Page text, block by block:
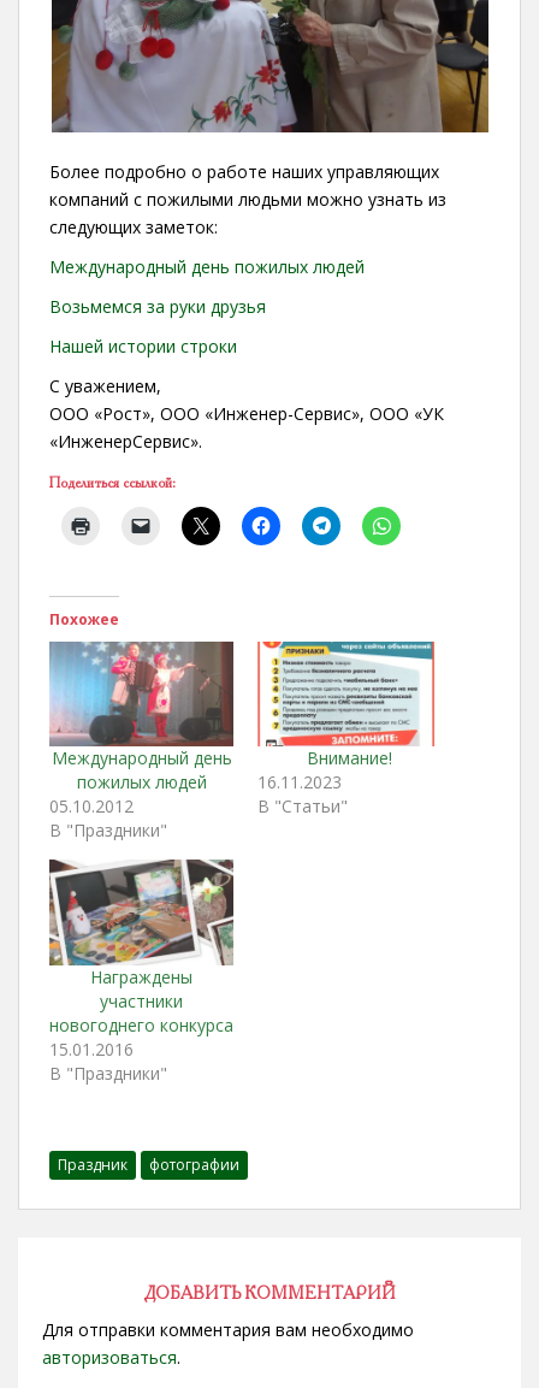
Более подробно о работе наших управляющих
компаний с пожилыми людьми можно узнать из
следующих заметок:
Международный день пожилых людей
Возьмемся за руки друзья
Нашей истории строки
С уважением,
ООО «Рост», ООО «Инженер-Сервис», ООО «УК
«ИнженерСервис».
Поделиться ссылкой:
Похожее
Международный день
пожилых людей
05.10.2012
В "Праздники"
Внимание!
16.11.2023
В "Статьи"
Награждены
участники
новогоднего конкурса
15.01.2016
В "Праздники"
Праздник фотографии
ДОБАВИТЬ КОММЕНТАРИЙ
Для отправки комментария вам необходимо
авторизоваться.